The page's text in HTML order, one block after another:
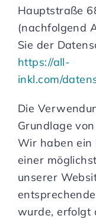
Hauptstraße
(nachfolgend
Sie der
https://all-
inkl.com/
Die
Grundlage
Wir haben ein
einer
unserer
wurde, erfolgt